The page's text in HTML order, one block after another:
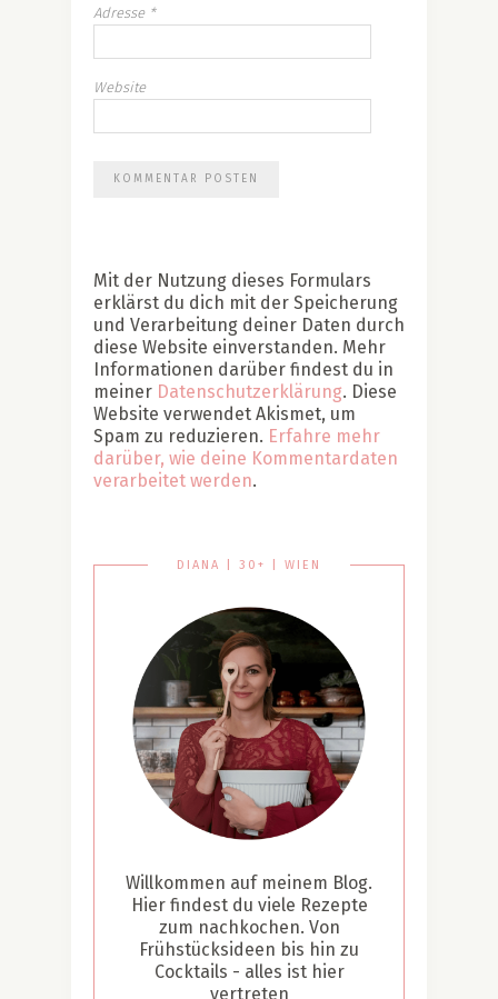
Adresse *
Website
Mit der Nutzung dieses Formulars
erklärst du dich mit der Speicherung
und Verarbeitung deiner Daten durch
diese Website einverstanden. Mehr
Informationen darüber findest du in
meiner Datenschutzerklärung. Diese
Website verwendet Akismet, um
Spam zu reduzieren. Erfahre mehr
darüber, wie deine Kommentardaten
verarbeitet werden.
DIANA | 30+ | WIEN
Willkommen auf meinem Blog.
Hier findest du viele Rezepte
zum nachkochen. Von
Frühstücksideen bis hin zu
Cocktails - alles ist hier
vertreten